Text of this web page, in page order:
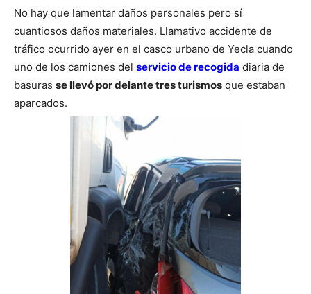
No hay que lamentar daños personales pero sí
cuantiosos daños materiales. Llamativo accidente de
tráfico ocurrido ayer en el casco urbano de Yecla cuando
uno de los camiones del servicio de recogida diaria de
basuras se llevó por delante tres turismos que estaban
aparcados.